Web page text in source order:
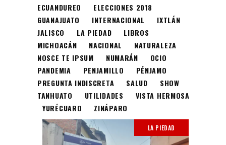
ECUANDUREO
ELECCIONES 2018
GUANAJUATO
INTERNACIONAL
IXTLÁN
JALISCO
LA PIEDAD
LIBROS
MICHOACÁN
NACIONAL
NATURALEZA
NOSCE TE IPSUM
NUMARÁN
OCIO
PANDEMIA
PENJAMILLO
PÉNJAMO
PREGUNTA INDISCRETA
SALUD
SHOW
TANHUATO
UTILIDADES
VISTA HERMOSA
YURÉCUARO
ZINÁPARO
LA PIEDAD